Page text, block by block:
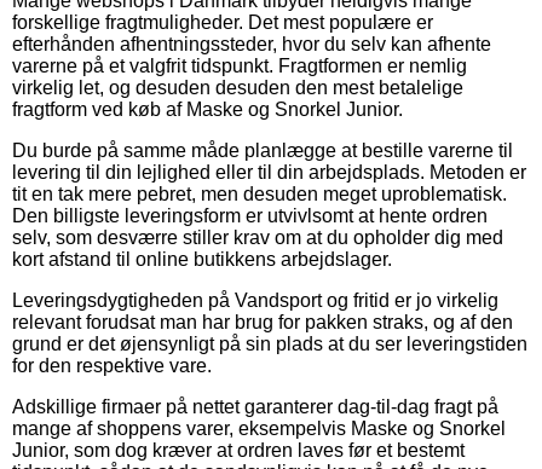
forskellige fragtmuligheder. Det mest populære er
efterhånden afhentningssteder, hvor du selv kan afhente
varerne på et valgfrit tidspunkt. Fragtformen er nemlig
virkelig let, og desuden desuden den mest betalelige
fragtform ved køb af Maske og Snorkel Junior.
Du burde på samme måde planlægge at bestille varerne til
levering til din lejlighed eller til din arbejdsplads. Metoden er
tit en tak mere pebret, men desuden meget uproblematisk.
Den billigste leveringsform er utvivlsomt at hente ordren
selv, som desværre stiller krav om at du opholder dig med
kort afstand til online butikkens arbejdslager.
Leveringsdygtigheden på Vandsport og fritid er jo virkelig
relevant forudsat man har brug for pakken straks, og af den
grund er det øjensynligt på sin plads at du ser leveringstiden
for den respektive vare.
Adskillige firmaer på nettet garanterer dag-til-dag fragt på
mange af shoppens varer, eksempelvis Maske og Snorkel
Junior, som dog kræver at ordren laves før et bestemt